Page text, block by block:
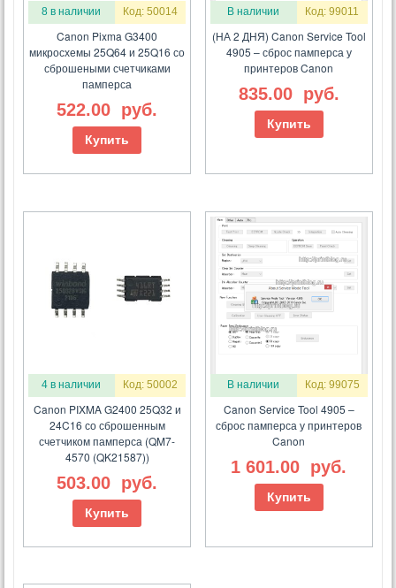
8 в наличии Код: 50014
Canon Pixma G3400
микросхемы 25Q64 и 25Q16 со
сброшеными счетчиками
памперса
522.00 руб.
Купить
В наличии Код: 99011
(НА 2 ДНЯ) Canon Service Tool
4905 – сброс памперса у
принтеров Canon
835.00 руб.
Купить
4 в наличии Код: 50002
Canon PIXMA G2400 25Q32 и
24C16 со сброшенным
счетчиком памперса (QM7-
4570 (QK21587))
503.00 руб.
Купить
В наличии Код: 99075
Canon Service Tool 4905 –
сброс памперса у принтеров
Canon
1 601.00 руб.
Купить